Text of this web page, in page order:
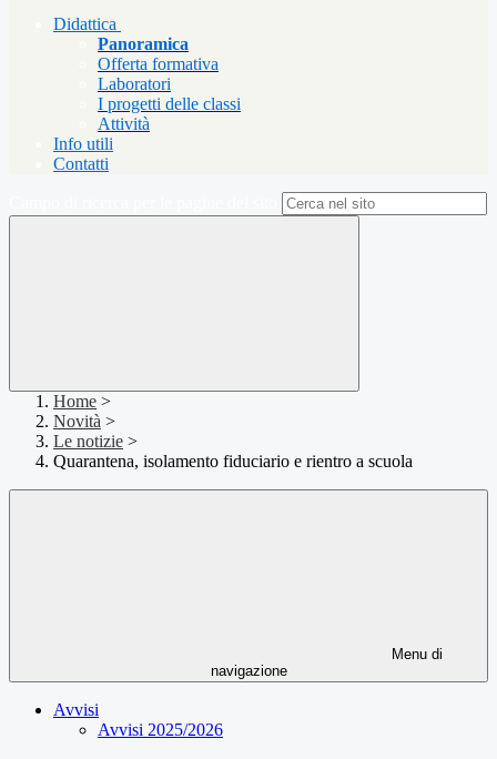
Didattica
Panoramica
Offerta formativa
Laboratori
I progetti delle classi
Attività
Info utili
Contatti
Home >
Novità >
Le notizie >
Quarantena, isolamento fiduciario e rientro a scuola
Menu di
navigazione
Avvisi
Avvisi 2025/2026